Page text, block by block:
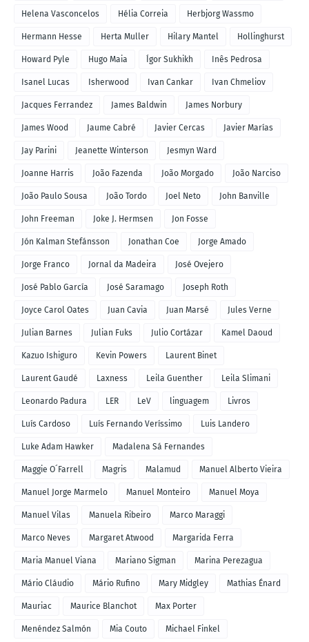
Helena Vasconcelos Hélia Correia Herbjorg Wassmo
Hermann Hesse Herta Muller Hilary Mantel Hollinghurst
Howard Pyle Hugo Maia Ígor Sukhikh Inês Pedrosa
Isanel Lucas Isherwood Ivan Cankar Ivan Chmeliov
Jacques Ferrandez James Baldwin James Norbury
James Wood Jaume Cabré Javier Cercas Javier Marías
Jay Parini Jeanette Winterson Jesmyn Ward
Joanne Harris João Fazenda João Morgado João Narciso
João Paulo Sousa João Tordo Joel Neto John Banville
John Freeman Joke J. Hermsen Jon Fosse
Jón Kalman Stefánsson Jonathan Coe Jorge Amado
Jorge Franco Jornal da Madeira José Ovejero
José Pablo García José Saramago Joseph Roth
Joyce Carol Oates Juan Cavia Juan Marsé Jules Verne
Julian Barnes Julian Fuks Julio Cortázar Kamel Daoud
Kazuo Ishiguro Kevin Powers Laurent Binet
Laurent Gaudé Laxness Leila Guenther Leila Slimani
Leonardo Padura LER LeV linguagem Livros
Luís Cardoso Luís Fernando Veríssimo Luis Landero
Luke Adam Hawker Madalena Sá Fernandes
Maggie O´Farrell Magris Malamud Manuel Alberto Vieira
Manuel Jorge Marmelo Manuel Monteiro Manuel Moya
Manuel Vilas Manuela Ribeiro Marco Maraggi
Marco Neves Margaret Atwood Margarida Ferra
Maria Manuel Viana Mariano Sigman Marina Perezagua
Mário Cláudio Mário Rufino Mary Midgley Mathias Énard
Mauriac Maurice Blanchot Max Porter
Menéndez Salmón Mia Couto Michael Finkel